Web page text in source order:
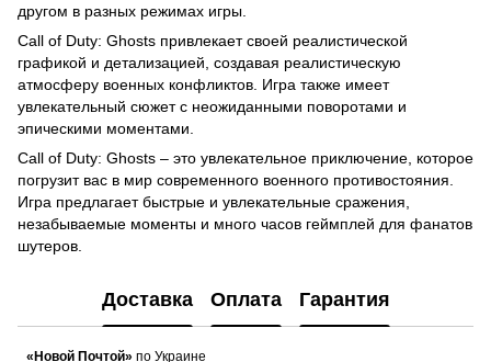
другом в разных режимах игры.
Call of Duty: Ghosts привлекает своей реалистической
графикой и детализацией, создавая реалистическую
атмосферу военных конфликтов. Игра также имеет
увлекательный сюжет с неожиданными поворотами и
эпическими моментами.
Call of Duty: Ghosts – это увлекательное приключение, которое
погрузит вас в мир современного военного противостояния.
Игра предлагает быстрые и увлекательные сражения,
незабываемые моменты и много часов геймплей для фанатов
шутеров.
Доставка Оплата Гарантия
«Новой Почтой» по Украине